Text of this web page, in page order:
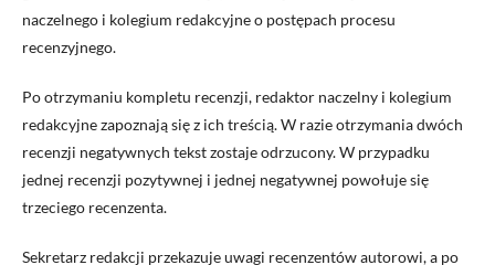
naczelnego i kolegium redakcyjne o postępach procesu
recenzyjnego.
Po otrzymaniu kompletu recenzji, redaktor naczelny i kolegium
redakcyjne zapoznają się z ich treścią. W razie otrzymania dwóch
recenzji negatywnych tekst zostaje odrzucony. W przypadku
jednej recenzji pozytywnej i jednej negatywnej powołuje się
trzeciego recenzenta.
Sekretarz redakcji przekazuje uwagi recenzentów autorowi, a po